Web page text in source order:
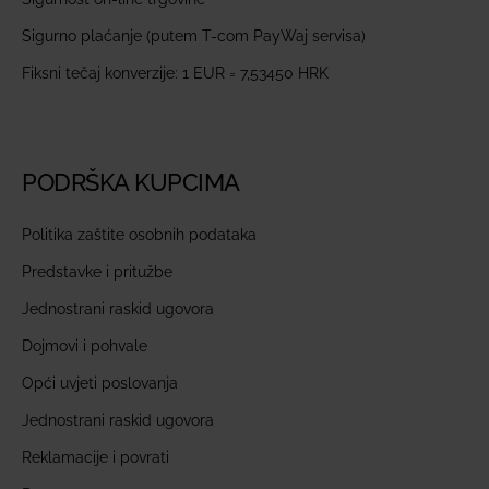
Sigurno plaćanje (putem T-com PayWaj servisa)
Fiksni tečaj konverzije: 1 EUR = 7,53450 HRK
PODRŠKA KUPCIMA
Politika zaštite osobnih podataka
Predstavke i pritužbe
Jednostrani raskid ugovora
Dojmovi i pohvale
Opći uvjeti poslovanja
Jednostrani raskid ugovora
Reklamacije i povrati